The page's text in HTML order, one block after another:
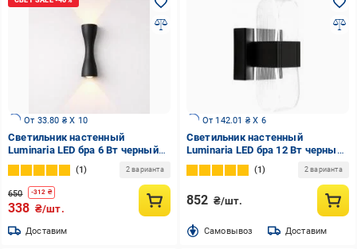
От 33.80 ₴ X 10
Светильник настенный
Luminaria LED бра 6 Вт черный
SAVIO 6W 2L BLACK
1 2 варианта
650 -312 ₴
338 ₴/шт.
Доставим
От 142.01 ₴ X 6
Светильник настенный
Luminaria LED бра 12 Вт черный
LUMIERA SQUARE 12W S BLACK
1 2 варианта
852 ₴/шт.
Cамовывоз Доставим